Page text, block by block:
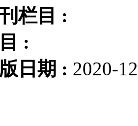
栏目 :
:
日期 : 2020-